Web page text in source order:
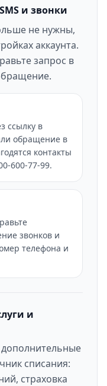
и звонки
не нужны,
аккаунта.
запрос в
ссылку в
обращение в
контакты
600-77-99.
звонков и
телефона и
и
дополнительные
списания:
страховка